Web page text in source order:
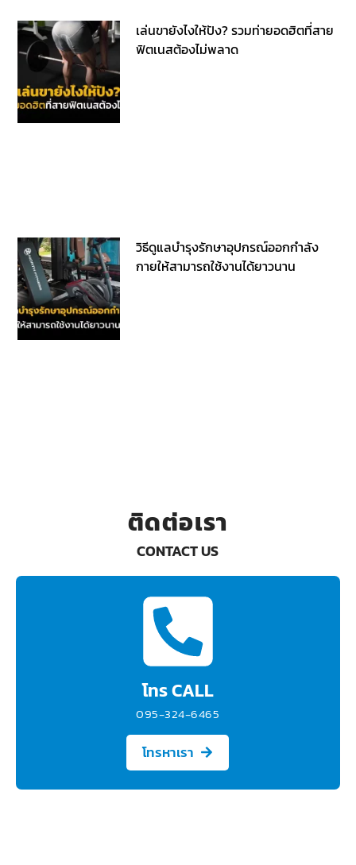
เล่นขายังไงให้ปัง? รวมท่ายอดฮิตที่สาย
ฟิตเนสต้องไม่พลาด
วิธีดูแลบำรุงรักษาอุปกรณ์ออกกำลัง
กายให้สามารถใช้งานได้ยาวนาน
CONTACT US
ติดต่อเรา
095-324-6465
โทร CALL
โทรหาเรา